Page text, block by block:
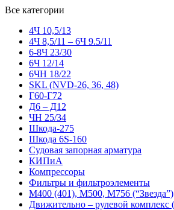
Все категории
4Ч 10,5/13
4Ч 8,5/11 – 6Ч 9.5/11
6-8Ч 23/30
6Ч 12/14
6ЧН 18/22
SKL (NVD-26, 36, 48)
Г60-Г72
Д6 – Д12
ЧН 25/34
Шкода-275
Шкода 6S-160
Судовая запорная арматура
КИПиА
Компрессоры
Фильтры и фильтроэлементы
М400 (401), М500, М756 (“Звезда”)
Движительно – рулевой